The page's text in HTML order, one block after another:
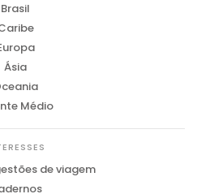
Brasil
Ásia
Médio
de viagem